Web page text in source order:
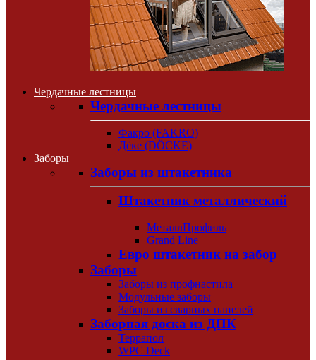
Чердачные лестницы
Чердачные лестницы
Факро (FAKRO)
Дёке (DÖCKE)
Заборы
Заборы из штакетника
Штакетник металлический
МеталлПрофиль
Grand Line
Евро штакетник на забор
Заборы
Заборы из профнастила
Модульные заборы
Заборы из сварных панелей
Заборная доска из ДПК
Террапол
WPC Deck